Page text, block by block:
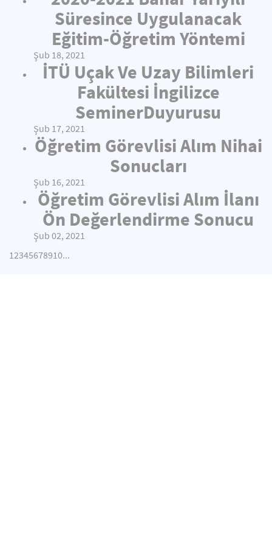
Süresince Uygulanacak
Eğitim-Öğretim Yöntemi
Şub 18, 2021
İTÜ Uçak Ve Uzay Bilimleri
Fakültesi İngilizce
SeminerDuyurusu
Şub 17, 2021
Öğretim Görevlisi Alım Nihai
Sonucları
Şub 16, 2021
Öğretim Görevlisi Alım İlanı
Ön Değerlendirme Sonucu
Şub 02, 2021
12345678910...